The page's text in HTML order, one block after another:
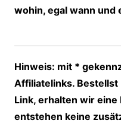
wohin, egal wann und
Hinweis: mit *
Affiliatelinks. Bestellst
Link, erhalten wir eine
entstehen keine